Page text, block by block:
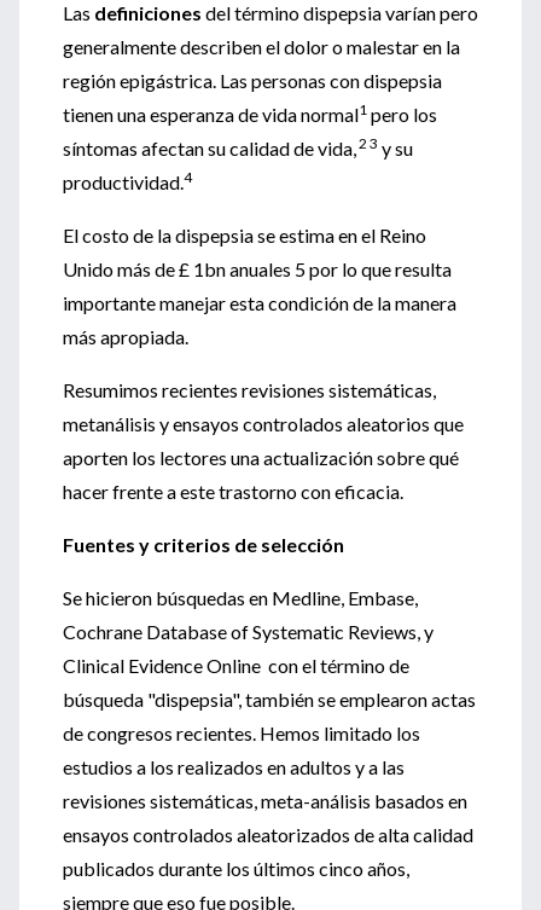
Las definiciones del término dispepsia varían pero
generalmente describen el dolor o malestar en la
región epigástrica. Las personas con dispepsia
tienen una esperanza de vida normal1 pero los
síntomas afectan su calidad de vida,2 3 y su
productividad.4
El costo de la dispepsia se estima en el Reino
Unido más de £ 1bn anuales 5 por lo que resulta
importante manejar esta condición de la manera
más apropiada.
Resumimos recientes revisiones sistemáticas,
metanálisis y ensayos controlados aleatorios que
aporten los lectores una actualización sobre qué
hacer frente a este trastorno con eficacia.
Fuentes y criterios de selección
Se hicieron búsquedas en Medline, Embase,
Cochrane Database of Systematic Reviews, y
Clinical Evidence Online con el término de
búsqueda "dispepsia", también se emplearon actas
de congresos recientes. Hemos limitado los
estudios a los realizados en adultos y a las
revisiones sistemáticas, meta-análisis basados en
ensayos controlados aleatorizados de alta calidad
publicados durante los últimos cinco años,
siempre que eso fue posible.